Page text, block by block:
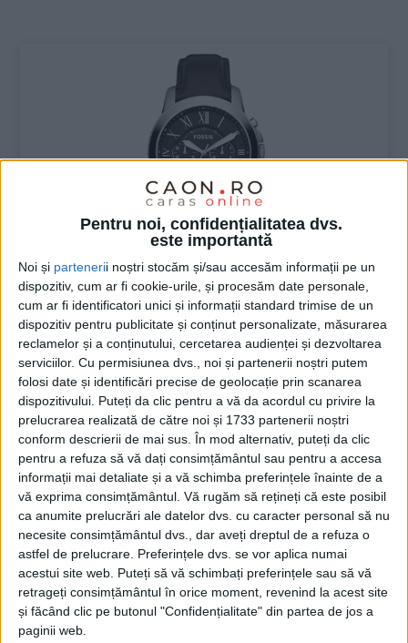
Pentru noi, confidențialitatea dvs.
este importantă
Noi și partenerii noștri stocăm și/sau accesăm informații pe un
dispozitiv, cum ar fi cookie-urile, și procesăm date personale,
cum ar fi identificatori unici și informații standard trimise de un
dispozitiv pentru publicitate și conținut personalizate, măsurarea
reclamelor și a conținutului, cercetarea audienței și dezvoltarea
serviciilor. Cu permisiunea dvs., noi și partenerii noștri putem
folosi date și identificări precise de geolocație prin scanarea
dispozitivului. Puteți da clic pentru a vă da acordul cu privire la
prelucrarea realizată de către noi și 1733 partenerii noștri
conform descrierii de mai sus. În mod alternativ, puteți da clic
pentru a refuza să vă dați consimțământul sau pentru a accesa
informații mai detaliate și a vă schimba preferințele înainte de a
vă exprima consimțământul. Vă rugăm să rețineți că este posibil
ca anumite prelucrări ale datelor dvs. cu caracter personal să nu
necesite consimțământul dvs., dar aveți dreptul de a refuza o
astfel de prelucrare. Preferințele dvs. se vor aplica numai
acestui site web. Puteți să vă schimbați preferințele sau să vă
retrageți consimțământul în orice moment, revenind la acest site
și făcând clic pe butonul "Confidențialitate" din partea de jos a
paginii web.
ŞTIRILE JUDEŢULUI CARAŞ-SEVERIN
Cum îți alegi ceasul de mână perfect
pentru tine
10 MARTIE 2023, 04:01 PM 4 MINUTE DE CITIRE
ADVERTORIAL. Dădeai o tură prin mall și-ai văzut un ceas Fossil
extraordinar. Era atât de frumos încât aproape l-ai cumpărat pe
loc. Stai puțin, era ceas Fossil sau ceas Casio? În fine, nu
contează ce marcă era, important este că ți-ar fi venit foarte bine.
Dar oare chiar ți-ar fi venit foarte bine? Începi să ai îndoieli.
Arhive